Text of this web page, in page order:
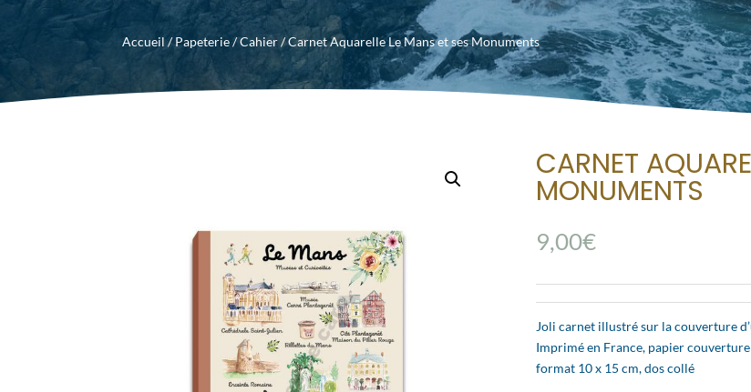
Accueil/Papeterie/Cahier/ Carnet Aquarelle Le Mans et ses Monuments
CARNET
MONUMENTS
9,00€
Joli carnet illustré sur la couverture
Imprimé en France, papier
format 10 x 15 cm, dos collé